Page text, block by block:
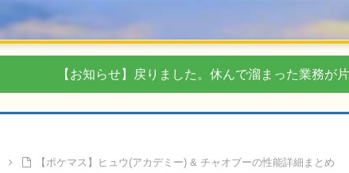
【お知らせ】戻りました。休んで溜まった業務が
【ポケマス】ヒュウ(アカデミー) & チャオブーの性能詳細まとめ